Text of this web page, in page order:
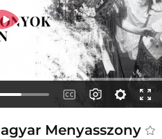
Menyasszony